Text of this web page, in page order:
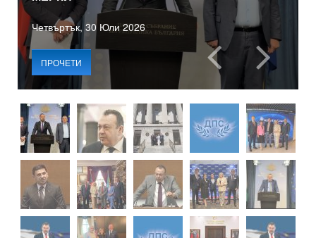
Четвъртък, 30 Юли 2026
ПРОЧЕТИ